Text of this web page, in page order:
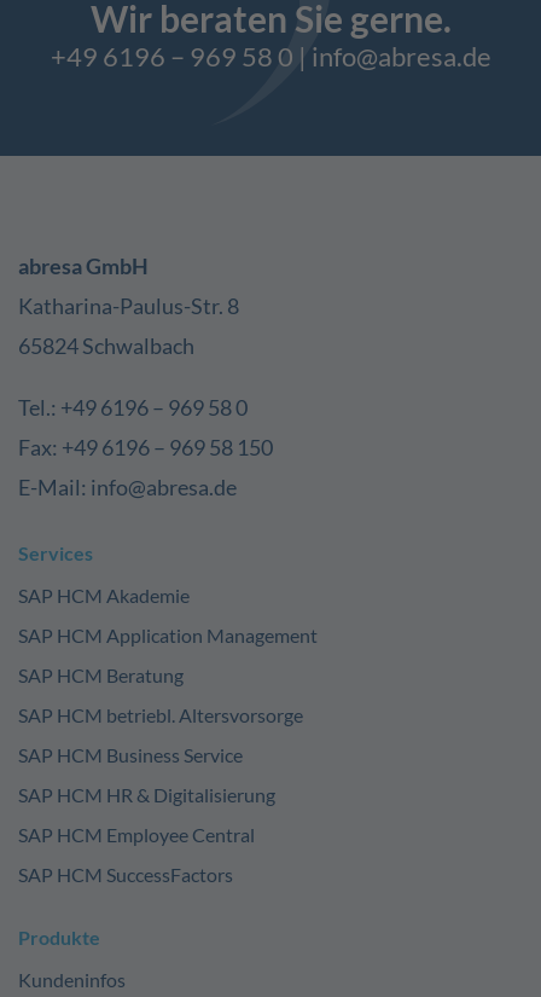
Wir beraten Sie gerne.
+49 6196 – 969 58 0 | info@abresa.de
abresa GmbH
Katharina-Paulus-Str. 8
65824 Schwalbach
Tel.: +49 6196 – 969 58 0
Fax: +49 6196 – 969 58 150
E-Mail: info@abresa.de
Services
SAP HCM Akademie
SAP HCM Application Management
SAP HCM Beratung
SAP HCM betriebl. Altersvorsorge
SAP HCM Business Service
SAP HCM HR & Digitalisierung
SAP HCM Employee Central
SAP HCM SuccessFactors
Produkte
Kundeninfos